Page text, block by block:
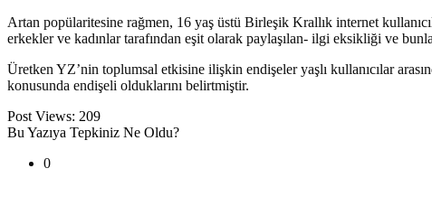
Artan popülaritesine rağmen, 16 yaş üstü Birleşik Krallık internet
erkekler ve kadınlar tarafından eşit olarak paylaşılan- ilgi eksikliği ve
Üretken YZ’nin toplumsal etkisine ilişkin endişeler yaşlı kullanıcılar
konusunda endişeli olduklarını belirtmiştir.
Post Views: 209
Bu Yazıya Tepkiniz Ne Oldu?
0